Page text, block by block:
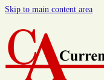
Skip to main content area